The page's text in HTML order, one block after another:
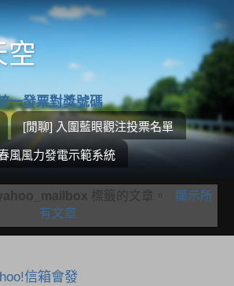
空
一發票對獎號碼
[閒聊] 入圍藍眼觀注投票名單
風風力發電示範系統
標籤的文章。
顯示所
有文章
信箱會發